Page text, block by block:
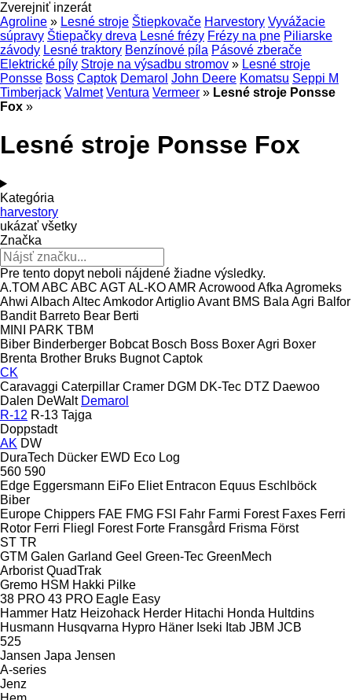
Zverejniť inzerát
Agroline » Lesné stroje Štiepkovače Harvestory Vyvážacie
súpravy Štiepačky dreva Lesné frézy Frézy na pne Piliarske
závody Lesné traktory Benzínové píla Pásové zberače
Elektrické píly Stroje na výsadbu stromov » Lesné stroje
Ponsse Boss Captok Demarol John Deere Komatsu Seppi M
Timberjack Valmet Ventura Vermeer » Lesné stroje Ponsse
Fox »
Lesné stroje Ponsse Fox
Kategória
harvestory
ukázať všetky
Značka
Pre tento dopyt neboli nájdené žiadne výsledky.
A.TOM ABC ABC AGTAL-KOAMR Acrowood Afka Agromeks
Ahwi Albach AltecAmkodorArtiglioAvant BMS Bala Agri Balfor
Bandit Barreto Bear Berti
MINI
PARK TBM
Biber Binderberger Bobcat Bosch Boss Boxer Agri Boxer
Brenta Brother Bruks Bugnot Captok
CK
Caravaggi Caterpillar Cramer DGM DK-Tec DTZ Daewoo
Dalen DeWalt Demarol
R-12 R-13 Tajga
Doppstadt
AK DW
DuraTech Dücker EWD Eco Log
560 590
Edge Eggersmann EiFo Eliet Entracon Equus Eschlböck
Biber
Europe Chippers FAE FMG FSI Fahr Farmi Forest Faxes Ferri
Rotor Ferri Fliegl Forest Forte Fransgård Frisma Först
ST TR
GTM Galen Garland Geel Green-Tec GreenMech
Arborist QuadTrak
Gremo HSM Hakki Pilke
38 PRO 43 PRO Eagle Easy
Hammer Hatz Heizohack Herder Hitachi Honda Hultdins
Husmann Husqvarna Hypro Häner Iseki Itab JBM JCB
525
Jansen Japa Jensen
A-series
Jenz